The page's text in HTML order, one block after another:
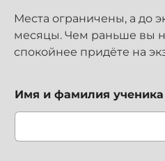
Места ограничены, а до
месяцы. Чем раньше вы
спокойнее придёте на
Имя и фамилия ученика